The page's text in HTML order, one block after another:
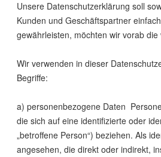
Unsere Datenschutzerklärung soll
Kunden und Geschäftspartner
gewährleisten, möchten wir vorab
Wir verwenden in dieser
Begriffe:
a) personenbezogene Daten
die sich auf eine identifizierte oder
„betroffene Person“) beziehen. Als
angesehen, die direkt oder indirekt,